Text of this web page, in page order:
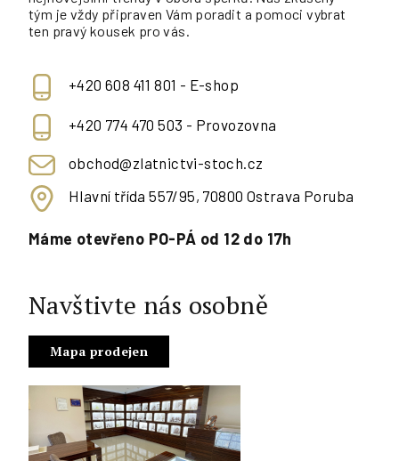
tým je vždy připraven Vám poradit a pomoci vybrat
ten pravý kousek pro vás.
+420 608 411 801 - E-shop
+420 774 470 503 - Provozovna
obchod@zlatnictvi-stoch.cz
Hlavní třída 557/95, 70800 Ostrava Poruba
Máme otevřeno PO-PÁ od 12 do 17h
Navštivte nás osobně
Mapa prodejen